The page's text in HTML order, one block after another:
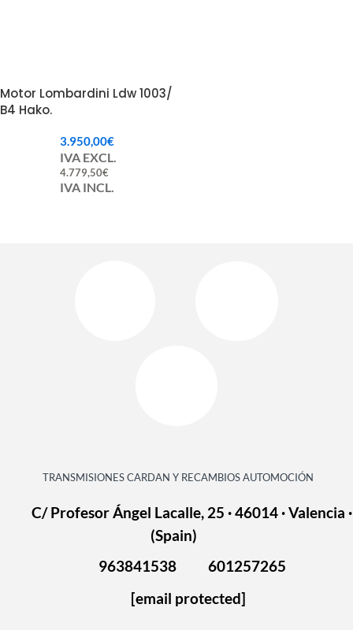
Motor Lombardini Ldw 1003/
B4 Hako.
3.950,00€
IVA EXCL.
4.779,50€
IVA INCL.
TRANSMISIONES CARDAN Y RECAMBIOS AUTOMOCIÓN
C/ Profesor Ángel Lacalle, 25 · 46014 · Valencia ·
(Spain)
963841538
601257265
[email protected]